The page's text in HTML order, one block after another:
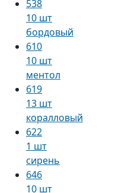
538
10 шт
бордовый
610
10 шт
ментол
619
13 шт
коралловый
622
1 шт
сирень
646
10 шт